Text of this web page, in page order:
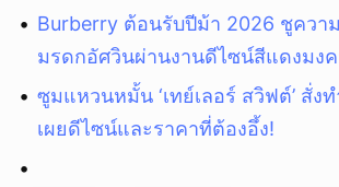
Burberry ต้อนรับปีม้า 2026 ชูควา
มรดกอัศวินผ่านงานดีไซน์สีแดงมง
ซูมแหวนหมั้น ‘เทย์เลอร์ สวิฟต์’ สั่ง
เผยดีไซน์และราคาที่ต้องอึ้ง!